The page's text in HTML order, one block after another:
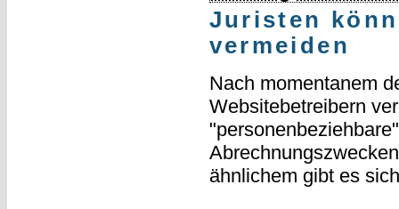
Juristen
vermeiden
Nach momentanem
Websitebetreibern
ähnlichem gibt es